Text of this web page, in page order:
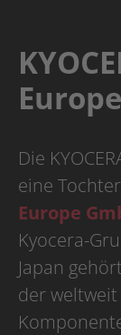
Die
eine
Europe
Kyocera-
Japan
der